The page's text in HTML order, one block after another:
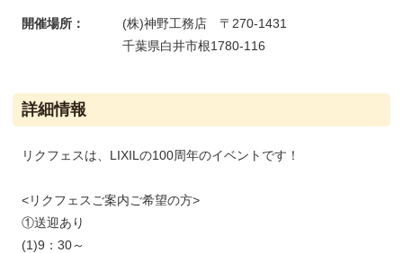
開催場所：
(株)神野工務店 〒270-1431
千葉県白井市根1780-116
詳細情報
リクフェスは、LIXILの100周年のイベントです！
<リクフェスご案内ご希望の方>
①送迎あり
(1)9：30～